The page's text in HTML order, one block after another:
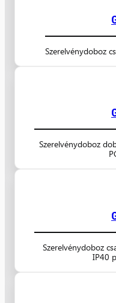
Szerelvénydoboz
Szerelvénydoboz
Szerelvénydoboz
IP40